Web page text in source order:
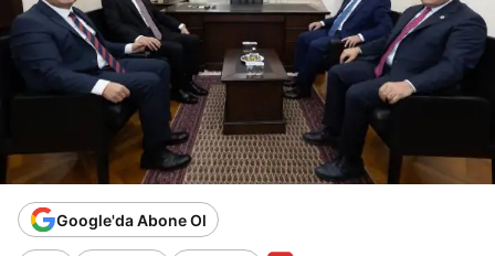
Google'da Abone Ol